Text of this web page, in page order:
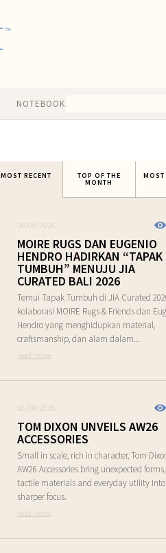
NOTEBOOK
MOST RECENT TOP OF THE
MONTH
MOST
06/08/2026
MOIRE RUGS DAN EUGENIO
HENDRO HADIRKAN “TAPAK
TUMBUH” MENUJU JIA
CURATED BALI 2026
Temui Tapak Tumbuh di JIA Curated
kolaborasi MOIRE Rugs & Friends dan
Hendro yang menghidupkan material,
craftsmanship, dan alam dalam...
read more
06/08/2026
TOM DIXON UNVEILS AW26
ACCESSORIES
Small in scale, rich in character, Tom
AW26 Accessories bring unexpected forms,
tactile materials and everyday utility into
sharper focus.
read more